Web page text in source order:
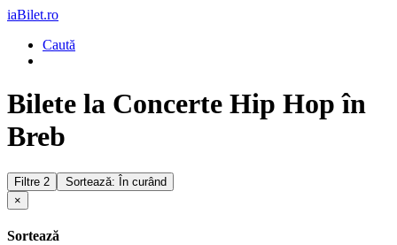
iaBilet.ro
Caută
Bilete la Concerte Hip Hop în
Breb
Filtre 2
Sortează: În curând
×
Sortează